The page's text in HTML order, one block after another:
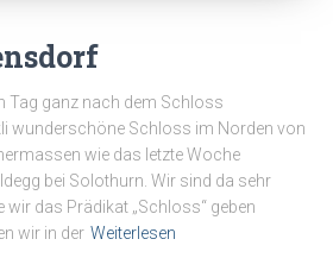
Tag ganz nach dem Schloss
wunderschöne Schloss im Norden von
wie das letzte Woche
bei Solothurn. Wir sind da sehr
wir das Prädikat „Schloss“ geben
wir in der Weiterlesen